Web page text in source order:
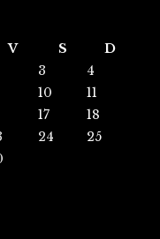
V S
D
3
4
10
11
17
18
24
25